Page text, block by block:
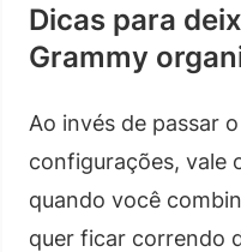
Dicas para
Grammy
Ao invés de passar
configurações, vale
quando você
quer ficar correndo